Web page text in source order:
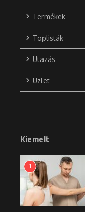
Termékek
Toplisták
Utazás
Üzlet
Kiemelt
1